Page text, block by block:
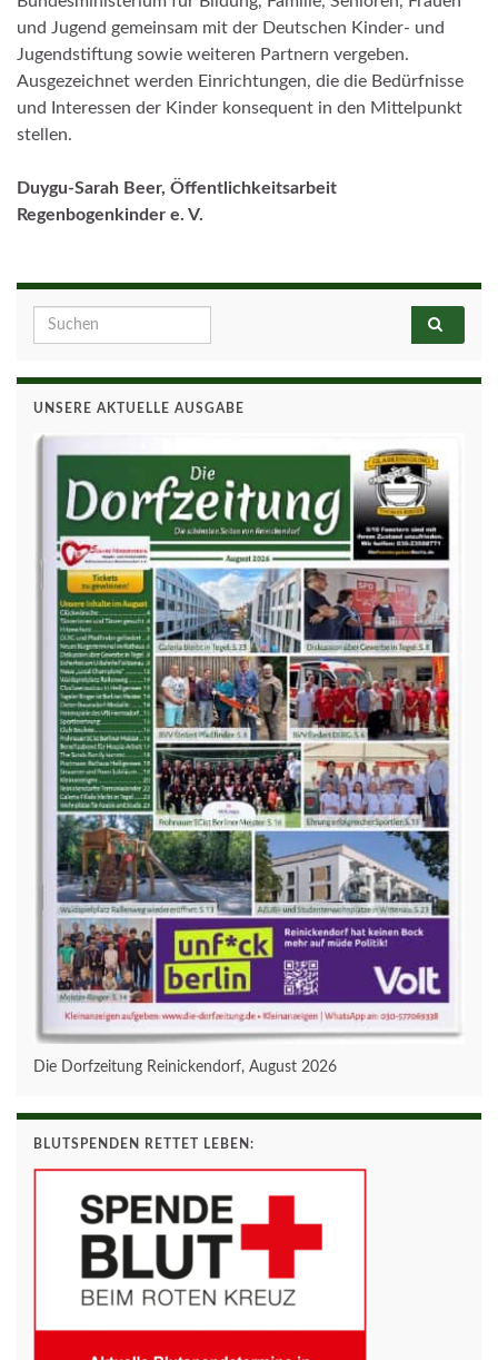
und Jugend gemeinsam mit der Deutschen Kinder- und
Jugendstiftung sowie weiteren Partnern vergeben.
Ausgezeichnet werden Einrichtungen, die die Bedürfnisse
und Interessen der Kinder konsequent in den Mittelpunkt
stellen.
Duygu-Sarah Beer, Öffentlichkeitsarbeit
Regenbogenkinder e. V.
Search for:
UNSERE AKTUELLE AUSGABE
Die Dorfzeitung Reinickendorf, August 2026
BLUTSPENDEN RETTET LEBEN: